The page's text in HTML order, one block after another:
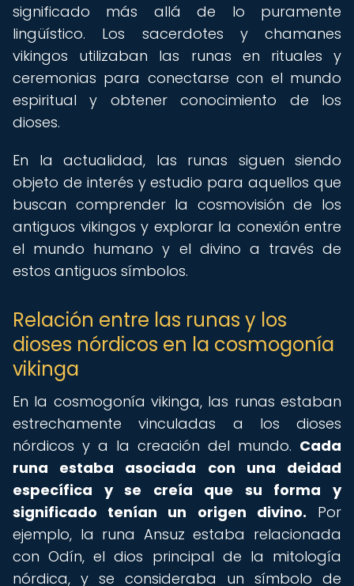
significado más allá de lo puramente
lingüístico. Los sacerdotes y chamanes
vikingos utilizaban las runas en rituales y
ceremonias para conectarse con el mundo
espiritual y obtener conocimiento de los
dioses.
En la actualidad, las runas siguen siendo
objeto de interés y estudio para aquellos que
buscan comprender la cosmovisión de los
antiguos vikingos y explorar la conexión entre
el mundo humano y el divino a través de
estos antiguos símbolos.
Relación entre las runas y los
dioses nórdicos en la cosmogonía
vikinga
En la cosmogonía vikinga, las runas estaban
estrechamente vinculadas a los dioses
nórdicos y a la creación del mundo. Cada
runa estaba asociada con una deidad
específica y se creía que su forma y
significado tenían un origen divino. Por
ejemplo, la runa Ansuz estaba relacionada
con Odín, el dios principal de la mitología
nórdica, y se consideraba un símbolo de